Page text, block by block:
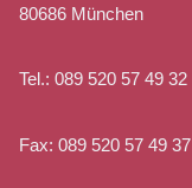
80686 München
Tel.: 089 520 57 49 32
Fax: 089 520 57 49 37